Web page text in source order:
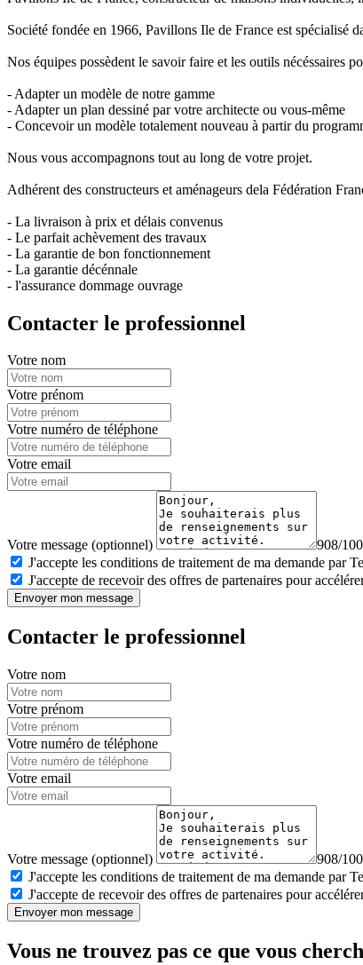
Société fondée en 1966, Pavillons Ile de France est spécialisé
Nos équipes possèdent le savoir faire et les outils nécéssaires
- Adapter un modèle de notre gamme
- Adapter un plan dessiné par votre architecte ou vous-même
- Concevoir un modèle totalement nouveau à partir du
Nous vous accompagnons tout au long de votre projet.
Adhérent des constructeurs et aménageurs dela Fédération
- La livraison à prix et délais convenus
- Le parfait achèvement des travaux
- La garantie de bon fonctionnement
- La garantie décénnale
- l'assurance dommage ouvrage
Contacter le professionnel
Votre nom
Votre prénom
Votre numéro de téléphone
Votre email
Votre message (optionnel)
908/
J'accepte les conditions de traitement de ma demande par
J'accepte de recevoir des offres de partenaires pour
Envoyer mon message
Contacter le professionnel
Votre nom
Votre prénom
Votre numéro de téléphone
Votre email
Votre message (optionnel)
908/
J'accepte les conditions de traitement de ma demande par
J'accepte de recevoir des offres de partenaires pour
Envoyer mon message
Vous ne trouvez pas ce que vous